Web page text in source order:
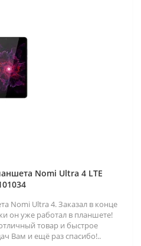
Nomi Ultra 4 LTE
Nomi Ultra 4. Заказал в конце
он уже работал в планшете!
товар и быстрое
Вам и ещё раз спасибо!..